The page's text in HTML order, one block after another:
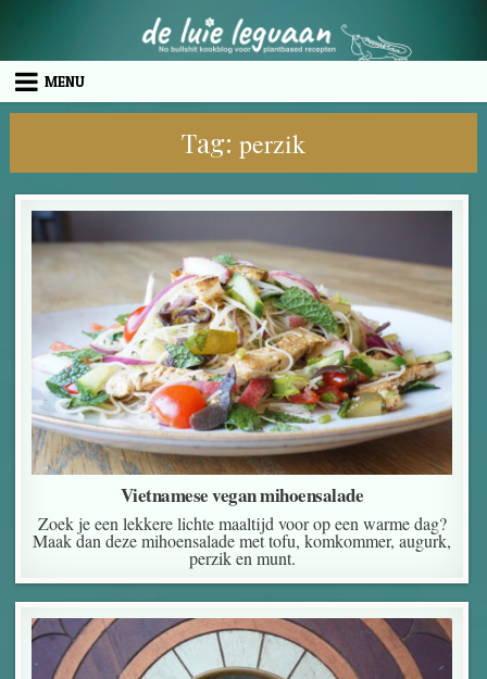
MENU
Tag: perzik
Vietnamese vegan mihoensalade
Zoek je een lekkere lichte maaltijd voor op een warme dag?
Maak dan deze mihoensalade met tofu, komkommer, augurk,
perzik en munt.